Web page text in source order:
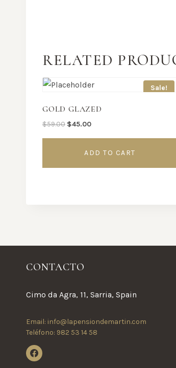
RELATED
Sale!
GOLD GLAZED
$59.00 $45.00
ADD TO CART
CONTACTO
Cimo da Agra, 11, Sarria, Spain
Email: info@lapensiondemartin.com
Teléfono: 982 53 14 58